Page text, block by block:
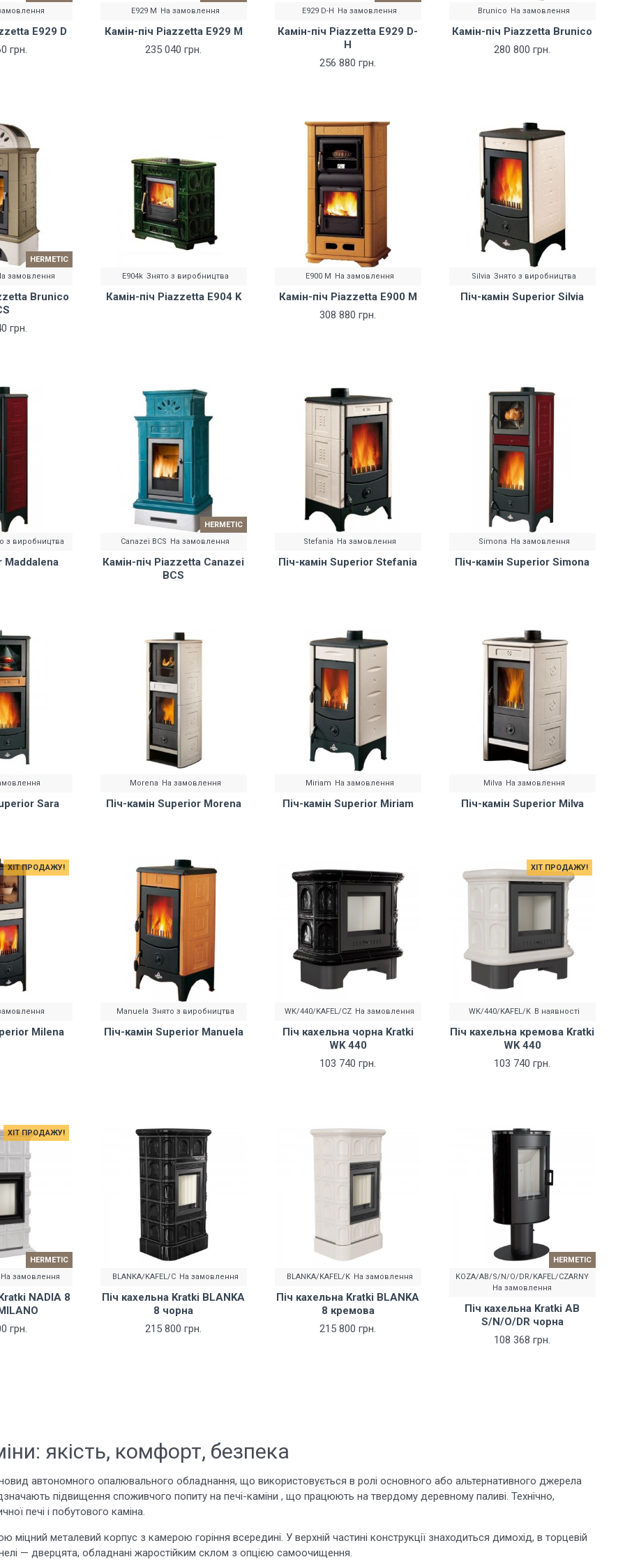
E929 D
грн.
E929 M На замовлення
Камін-піч Piazzetta E929 M
235 040 грн.
E929 D-H На замовлення
Камін-піч Piazzetta E929 D-
H
256 880 грн.
Brunico На замовлення
Камін-піч Piazzetta Brunico
280 800 грн.
HERMETIC
замовлення
Brunico
грн.
E904k Знято з виробництва
Камін-піч Piazzetta E904 K
E900 M На замовлення
Камін-піч Piazzetta E900 M
308 880 грн.
Silvia Знято з виробництва
Піч-камін Superior Silvia
з виробництва
Maddalena
HERMETIC
Canazei BCS На замовлення
Камін-піч Piazzetta Canazei
BCS
Stefania На замовлення
Піч-камін Superior Stefania
Simona На замовлення
Піч-камін Superior Simona
Sara
Morena На замовлення
Піч-камін Superior Morena
Miriam На замовлення
Піч-камін Superior Miriam
Milva На замовлення
Піч-камін Superior Milva
ХІТ ПРОДАЖУ!
Milena
Manuela Знято з виробництва
Піч-камін Superior Manuela
WK/440/KAFEL/CZ На замовлення
Піч кахельна чорна Kratki
WK 440
103 740 грн.
ХІТ ПРОДАЖУ!
WK/440/KAFEL/K В наявності
Піч кахельна кремова Kratki
WK 440
103 740 грн.
ХІТ ПРОДАЖУ!
HERMETIC
На замовлення
NADIA 8
грн.
BLANKA/KAFEL/C На замовлення
Піч кахельна Kratki BLANKA
8 чорна
215 800 грн.
BLANKA/KAFEL/K На замовлення
Піч кахельна Kratki BLANKA
8 кремова
215 800 грн.
HERMETIC
KOZA/AB/S/N/O/DR/KAFEL/CZARNY
На замовлення
Піч кахельна Kratki AB
S/N/O/DR чорна
108 368 грн.
якість, комфорт, безпека
автономного опалювального обладнання, що використовується в ролі основного або альтернативного джерела
підвищення споживчого попиту на печі-каміни , що працюють на твердому деревному паливі. Технічно,
печі і побутового каміна.
міцний металевий корпус з камерою горіння всередині. У верхній частині конструкції знаходиться димохід, в торцевій
— дверцята, обладнані жаростійким склом з опцією самоочищення.